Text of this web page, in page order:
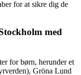
for at sikre dig de
med
for børn, herunder et
Gröna Lund